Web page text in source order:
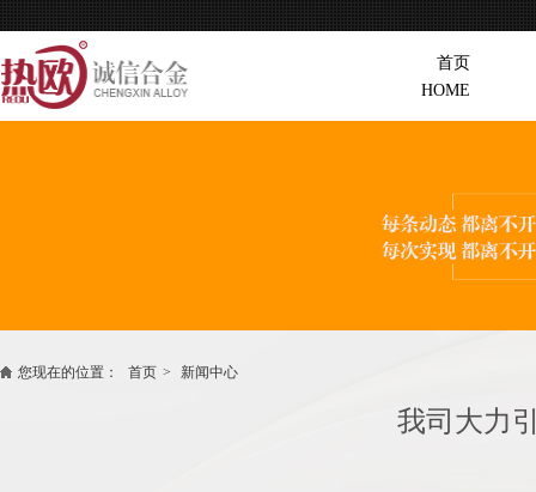
首页
HOME
您现在的位置： 首页 > 新闻中心
我司大力